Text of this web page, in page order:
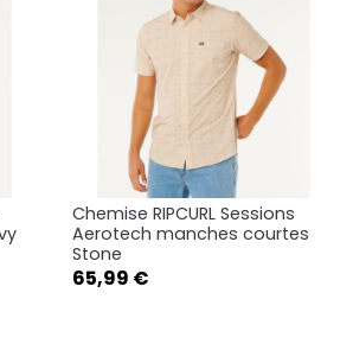
 Aperçu rapide
S
Chemise RIPCURL Sessions
Aerotech manches courtes
Stone
Prix
65,99 €